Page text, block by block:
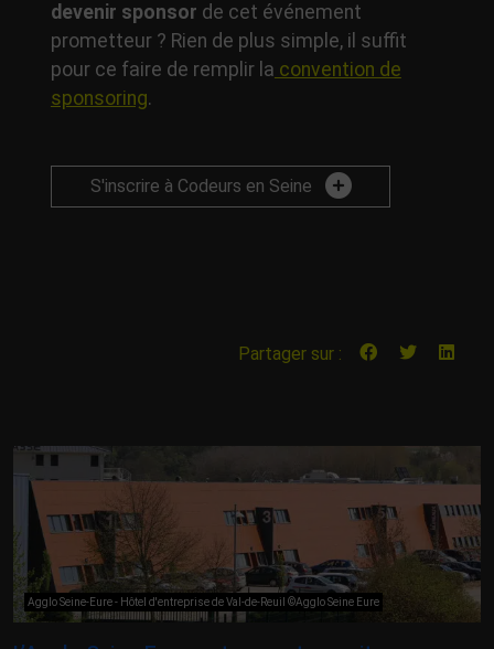
devenir sponsor de cet événement
prometteur ? Rien de plus simple, il suffit
pour ce faire de remplir la convention de
sponsoring.
S'inscrire à Codeurs en Seine
Partager sur :
Agglo Seine-Eure - Hôtel d'entreprise de Val-de-Reuil ©Agglo Seine Eure